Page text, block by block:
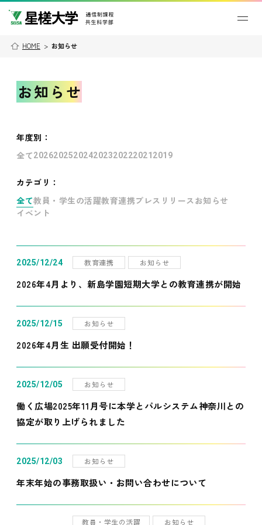
HOME > お知らせ
お知らせ
年度別 ：
全て202620252024202320222021 2019
カテゴリ：
全て教員・学生の活躍教育連携プレスリリース お知らせ
イベント
2025/12/24 教育連携 お知らせ
2026年4月より、新島学園短期大学との教育連携が開始
2025/12/15 お知らせ
2026年4月生 出願受付開始！
2025/12/05 お知らせ
働く広場2025年11月号に本学とパルシステム神奈川との
協定が取り上げられました
2025/12/03 お知らせ
年末年始の事務取扱い・お問い合わせについて
教員・学生の活躍 お知らせ